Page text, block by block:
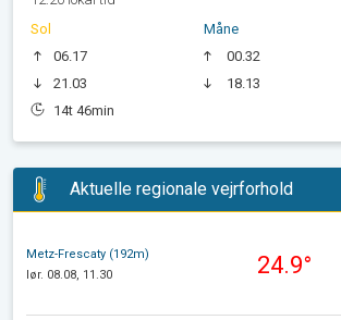
Sol
06.17
21.03
14t 46min
Måne
00.32
18.13
Aktuelle regionale vejrforhold
Metz-Frescaty (192m)
lør. 08.08, 11.30
24.9°